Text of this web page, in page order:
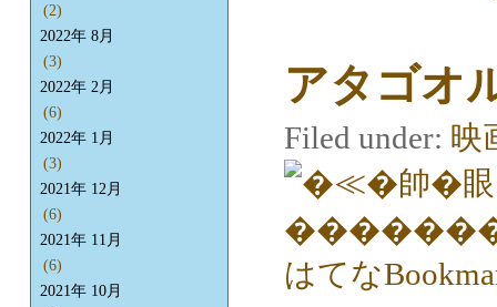
アタゴオ
Filed under: 映
(2)
2022年 8月
(3)
2022年 2月
(6)
2022年 1月
(3)
2021年 12月
(6)
2021年 11月
(6)
2021年 10月